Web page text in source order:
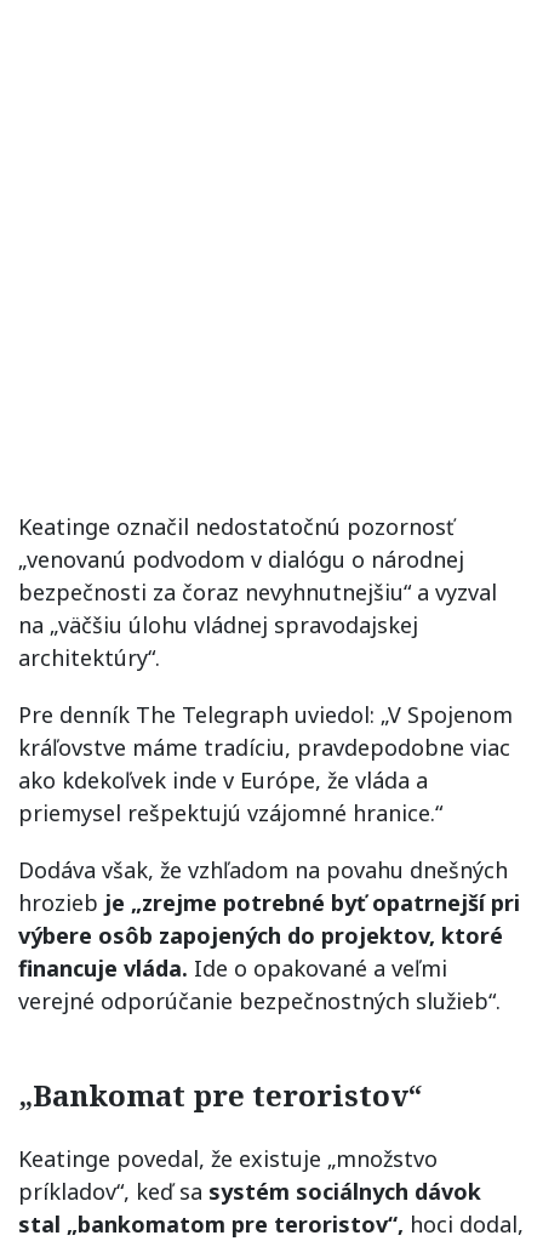
Keatinge označil nedostatočnú pozornosť
„venovanú podvodom v dialógu o národnej
bezpečnosti za čoraz nevyhnutnejšiu“ a vyzval
na „väčšiu úlohu vládnej spravodajskej
architektúry“.
Pre denník The Telegraph uviedol: „V Spojenom
kráľovstve máme tradíciu, pravdepodobne viac
ako kdekoľvek inde v Európe, že vláda a
priemysel rešpektujú vzájomné hranice.“
Dodáva však, že vzhľadom na povahu dnešných
hrozieb je „zrejme potrebné byť opatrnejší pri
výbere osôb zapojených do projektov, ktoré
financuje vláda. Ide o opakované a veľmi
verejné odporúčanie bezpečnostných služieb“.
„Bankomat pre teroristov“
Keatinge povedal, že existuje „množstvo
príkladov“, keď sa systém sociálnych dávok
stal „bankomatom pre teroristov“, hoci dodal,